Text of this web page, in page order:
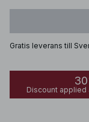
Gratis leverans till
Discount applied